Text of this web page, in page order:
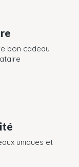
bon cadeau
uniques et